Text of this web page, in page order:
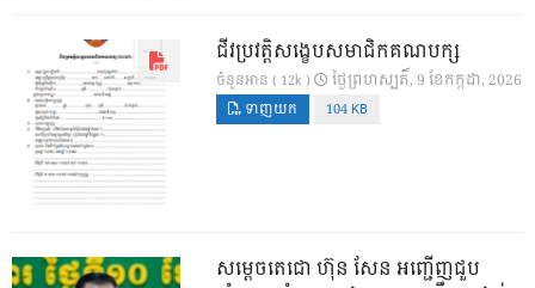
ជីវប្រវត្តិសង្ខេបសមាជិកគណបក្ស
ចំនួនអាន ( 12k ) ថ្ងៃ​ព្រហស្បតិ៍, 9 ខែ​កក្កដា, 2026
ទាញយក 104 KB
សម្តេចតេជោ ហ៊ុន សែន អញ្ជើញជួប